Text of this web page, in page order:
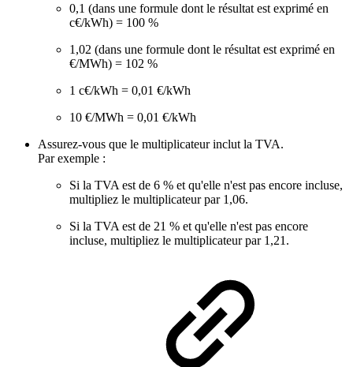
0,1 (dans une formule dont le résultat est exprimé en
c€/kWh) = 100 %
1,02 (dans une formule dont le résultat est exprimé en
€/MWh) = 102 %
1 c€/kWh = 0,01 €/kWh
10 €/MWh = 0,01 €/kWh
Assurez-vous que le multiplicateur inclut la TVA.
Par exemple :
Si la TVA est de 6 % et qu'elle n'est pas encore incluse,
multipliez le multiplicateur par 1,06.
Si la TVA est de 21 % et qu'elle n'est pas encore
incluse, multipliez le multiplicateur par 1,21.